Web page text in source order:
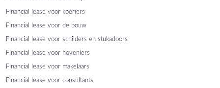
Financial lease voor koeriers
Financial lease voor de bouw
Financial lease voor schilders en stukadoors
Financial lease voor hoveniers
Financial lease voor makelaars
Financial lease voor consultants